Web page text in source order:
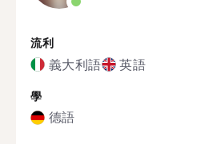
流利
義大利語 英語
學
德語